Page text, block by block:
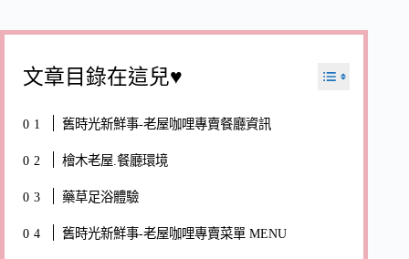
文章目錄在這兒♥
舊時光新鮮事-老屋咖哩專賣餐廳資訊
檜木老屋.餐廳環境
藥草足浴體驗
舊時光新鮮事-老屋咖哩專賣菜單 MENU